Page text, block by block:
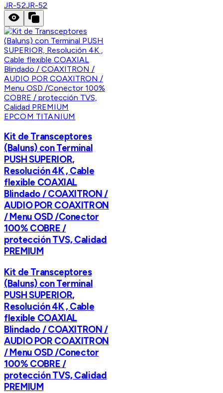
JR-52JR-52
EPCOM TITANIUM
Kit de Transceptores
(Baluns) con Terminal
PUSH SUPERIOR,
Resolución 4K , Cable
flexible COAXIAL
Blindado / COAXITRON /
AUDIO POR COAXITRON
/ Menu OSD /Conector
100% COBRE /
protección TVS, Calidad
PREMIUM
Kit de Transceptores
(Baluns) con Terminal
PUSH SUPERIOR,
Resolución 4K , Cable
flexible COAXIAL
Blindado / COAXITRON /
AUDIO POR COAXITRON
/ Menu OSD /Conector
100% COBRE /
protección TVS, Calidad
PREMIUM